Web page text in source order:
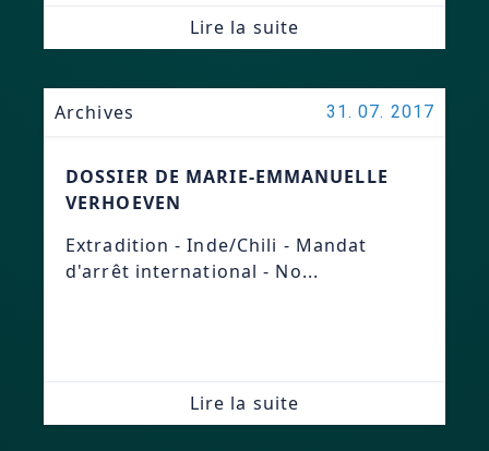
Lire la suite
Archives 31. 07. 2017
DOSSIER DE MARIE-EMMANUELLE
VERHOEVEN
Extradition - Inde/Chili - Mandat
d'arrêt international - No...
Lire la suite